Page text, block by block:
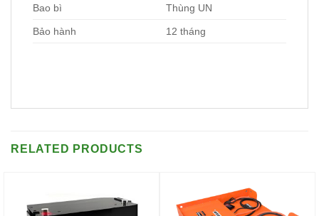
Bao bì Thùng UN
Bảo hành 12 tháng
RELATED PRODUCTS